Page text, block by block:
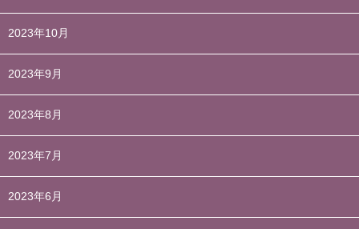
2023年10月
2023年9月
2023年8月
2023年7月
2023年6月